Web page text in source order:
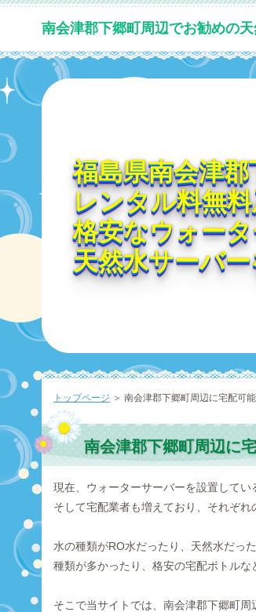
南会津郡下郷町周辺でお勧めの
福島県南会津
レンタル料無
格安なウォー
天然水サーバ
トップページ ＞ 南会津郡下郷町周辺に宅配可
南会津郡下郷町周辺に
現在、ウォーターサーバーを設置してい
そして宅配業者も増えており、それぞれ
水の種類がRO水だったり、天然水だっ
種類が多かったり、格安の宅配ボトル
そこで当サイトでは、南会津郡下郷町周